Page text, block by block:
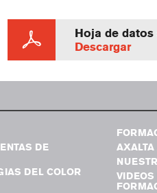
Hoja de datos
Descargar
DE
DEL COLOR
VIDEOS